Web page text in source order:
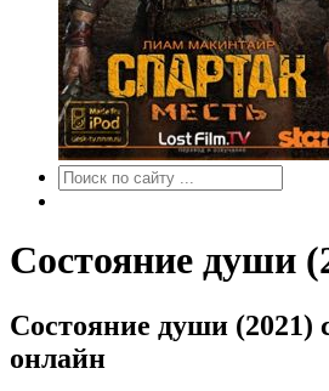
Состояние души
Состояние души (2021)
онлайн